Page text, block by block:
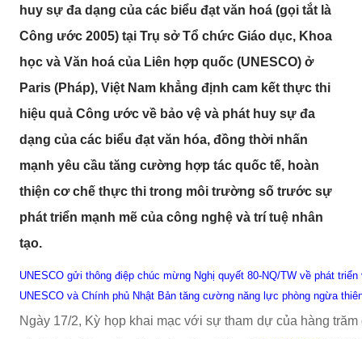
huy sự đa dạng của các biểu đạt văn hoá (gọi tắt là
Công ước 2005) tại Trụ sở Tổ chức Giáo dục, Khoa
học và Văn hoá của Liên hợp quốc (UNESCO) ở
Paris (Pháp), Việt Nam khẳng định cam kết thực thi
hiệu quả Công ước về bảo vệ và phát huy sự đa
dạng của các biểu đạt văn hóa, đồng thời nhấn
mạnh yêu cầu tăng cường hợp tác quốc tế, hoàn
thiện cơ chế thực thi trong môi trường số trước sự
phát triển mạnh mẽ của công nghệ và trí tuệ nhân
tạo.
UNESCO gửi thông điệp chúc mừng Nghị quyết 80-NQ/TW về phát triển
UNESCO và Chính phủ Nhật Bản tăng cường năng lực phòng ngừa
Ngày 17/2, Kỳ họp khai mạc với sự tham dự của hàng